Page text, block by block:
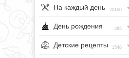
На каждый день 20160
День рождения 385
Детские рецепты 1548